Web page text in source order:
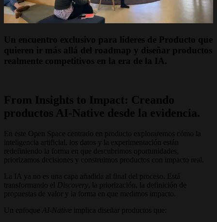
Un encuentro exclusivo para líderes de Producto que
quieren ir más allá del roadmap y diseñar productos
realmente competitivos en la era de la IA.
From Insights to Impact: Creando
productos AI-Native desde la evidencia.
En este Open Space centrado en producto exploraremos cómo la
inteligencia artificial, los datos y la experimentación están
redefiniendo la forma en que descubrimos oportunidades,
priorizamos decisiones y construimos productos con impacto real.
La IA ya no es una capa añadida al final del proceso. Está
transformando el
Discovery , la priorización, la definición de
propuestas de valor y la forma en que medimos impacto.
Un enfoque
AI-Native
implica diseñar productos que: